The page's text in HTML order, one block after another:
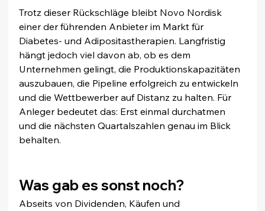
Trotz dieser Rückschläge bleibt Novo Nordisk
einer der führenden Anbieter im Markt für
Diabetes- und Adipositastherapien. Langfristig
hängt jedoch viel davon ab, ob es dem
Unternehmen gelingt, die Produktionskapazitäten
auszubauen, die Pipeline erfolgreich zu entwickeln
und die Wettbewerber auf Distanz zu halten. Für
Anleger bedeutet das: Erst einmal durchatmen
und die nächsten Quartalszahlen genau im Blick
behalten.
Was gab es sonst noch?
Abseits von Dividenden, Käufen und